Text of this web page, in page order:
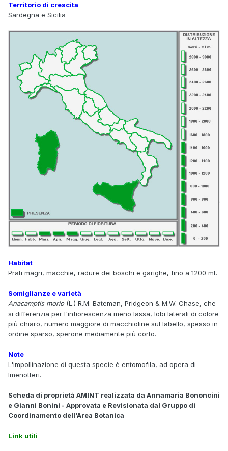
Territorio di crescita
Sardegna e Sicilia
Habitat
Prati magri, macchie, radure dei boschi e garighe, fino a 1200 mt.
Somiglianze e varietà
Anacamptis morio(L.) R.M. Bateman, Pridgeon & M.W. Chase, che
si differenzia per l'infiorescenza meno lassa, lobi laterali di colore
più chiaro, numero maggiore di macchioline sul labello, spesso in
ordine sparso, sperone mediamente più corto.
Note
L'impollinazione di questa specie è entomofila, ad opera di
Imenotteri.
Scheda di proprietà AMINT realizzata da Annamaria Bononcini
e Gianni Bonini - Approvata e Revisionata dal Gruppo di
Coordinamento dell'Area Botanica
Link utili